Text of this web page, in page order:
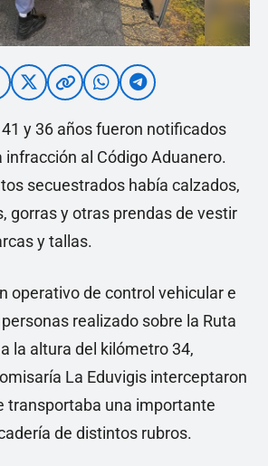
y 36 años fueron notificados
infracción al Código Aduanero.
secuestrados había calzados,
gorras y otras prendas de vestir
y tallas.
operativo de control vehicular e
realizado sobre la Ruta
la altura del kilómetro 34,
La Eduvigis interceptaron
transportaba una importante
de distintos rubros.